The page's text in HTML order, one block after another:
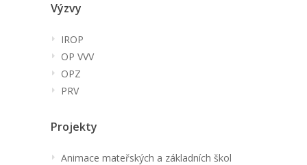
Výzvy
IROP
OP VVV
OPZ
PRV
Projekty
Animace mateřských a základních škol